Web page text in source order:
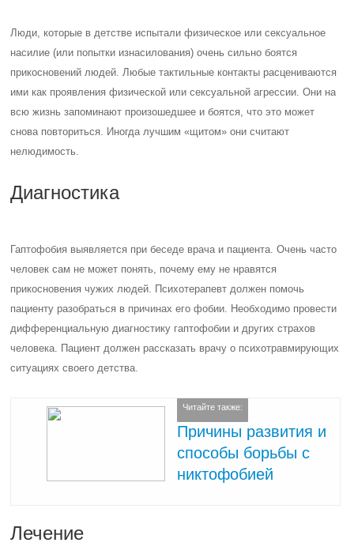
Люди, которые в детстве испытали физическое или сексуальное
насилие (или попытки изнасилования) очень сильно боятся
прикосновений людей. Любые тактильные контакты расцениваются
ими как проявления физической или сексуальной агрессии. Они на
всю жизнь запоминают произошедшее и боятся, что это может
снова повториться. Иногда лучшим «щитом» они считают
нелюдимость.
Диагностика
Гаптофобия выявляется при беседе врача и пациента. Очень часто
человек сам не может понять, почему ему не нравятся
прикосновения чужих людей. Психотерапевт должен помочь
пациенту разобраться в причинах его фобии. Необходимо провести
дифференциальную диагностику гаптофобии и других страхов
человека. Пациент должен рассказать врачу о психотравмирующих
ситуациях своего детства.
Читайте также:
Причины развития и
способы борьбы c
никтофобией
Лечение